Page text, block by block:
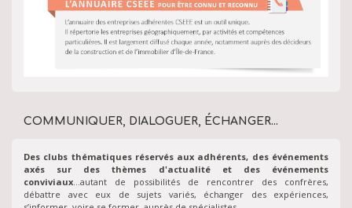
COMMUNIQUER, DIALOGUER, ÉCHANGER...
Des clubs thématiques réservés aux adhérents, des événements
axés sur des thèmes d'actualité et des événements
conviviaux...autant de possibilités de rencontrer des confrères,
débattre avec eux de sujets variés, échanger des expériences,